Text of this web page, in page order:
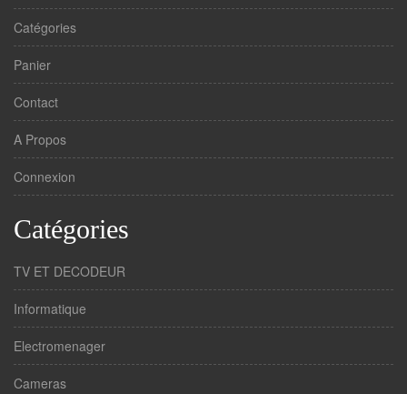
Catégories
Panier
Contact
A Propos
Connexion
Catégories
TV ET DECODEUR
Informatique
Electromenager
Cameras